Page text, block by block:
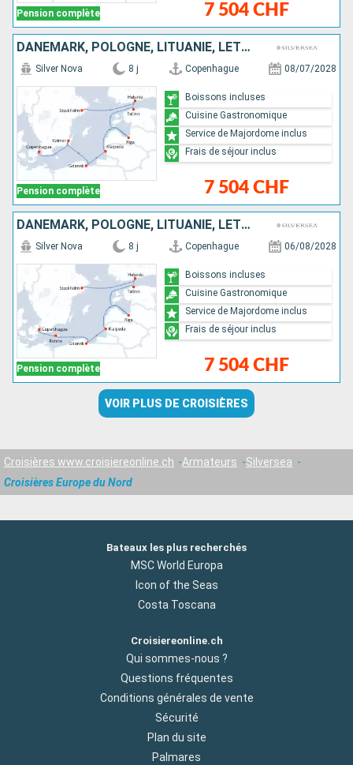
Pension complète 7 504 CHF
DANEMARK, POLOGNE, LITUANIE, LETTONIE, ESTONIE, FINLANDE, SUÈDE
Pension complète
Silver Nova 8 j Copenhague 08/07/2028
7 504 CHF
Boissons incluses
Cuisine Gastronomique
Service de Majordome inclus
Frais de séjour inclus
DANEMARK, POLOGNE, LITUANIE, LETTONIE, ESTONIE, FINLANDE, SUÈDE
Pension complète
Silver Nova 8 j Copenhague 06/08/2028
7 504 CHF
Boissons incluses
Cuisine Gastronomique
Service de Majordome inclus
Frais de séjour inclus
VOIR PLUS DE CROISIÈRES
Croisières www.croisiereonline.ch Armateurs
Silversea
Croisières Europe du Nord
Bateaux les plus recherchés
MSC World Europa
Icon of the Seas
Costa Toscana
Croisiereonline.ch
Qui sommes-nous ?
Questions fréquentes
Conditions générales de vente
Sécurité
Plan du site
Palmares